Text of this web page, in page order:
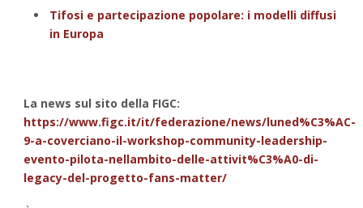
Tifosi e partecipazione popolare: i modelli diffusi
in Europa
La news sul sito della FIGC:
https://www.figc.it/it/federazione/news/luned%C3%AC-
9-a-coverciano-il-workshop-community-leadership-
evento-pilota-nellambito-delle-attivit%C3%A0-di-
legacy-del-progetto-fans-matter/